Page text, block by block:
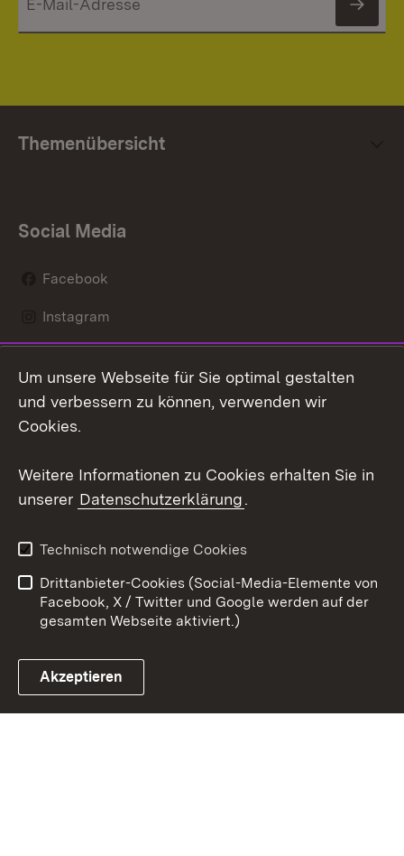
Themenübersicht
Social Media
Facebook
Instagram
Mastodon
Youtube
Link zum Landesportal
Kontakt
Datenschutz
Barrierefreiheit
Impressum Cookies
Um unsere Webseite für Sie optimal gestalten
und verbessern zu können, verwenden wir
Cookies.
Weitere Informationen zu Cookies erhalten Sie in
unserer Datenschutzerklärung.
Technisch notwendige Cookies
Drittanbieter-Cookies (Social-Media-Elemente von
Facebook, X / Twitter und Google werden auf der
gesamten Webseite aktiviert.)
Akzeptieren